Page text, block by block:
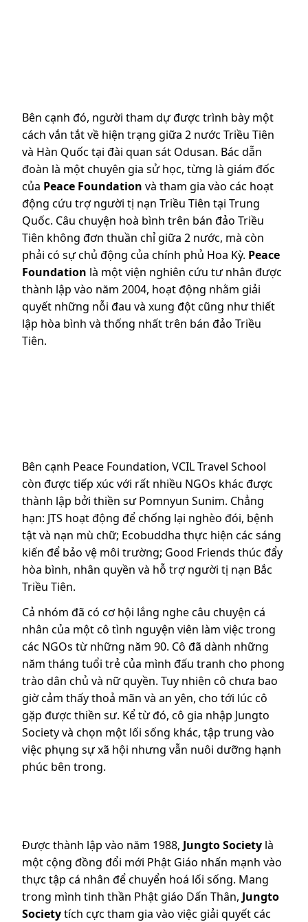
Bên cạnh đó, người tham dự được trình bày một
cách vắn tắt về hiện trạng giữa 2 nước Triều Tiên
và Hàn Quốc tại đài quan sát Odusan. Bác dẫn
đoàn là một chuyên gia sử học, từng là giám đốc
của Peace Foundation và tham gia vào các hoạt
động cứu trợ người tị nạn Triều Tiên tại Trung
Quốc. Câu chuyện hoà bình trên bán đảo Triều
Tiên không đơn thuần chỉ giữa 2 nước, mà còn
phải có sự chủ động của chính phủ Hoa Kỳ. Peace
Foundation là một viện nghiên cứu tư nhân được
thành lập vào năm 2004, hoạt động nhằm giải
quyết những nỗi đau và xung đột cũng như thiết
lập hòa bình và thống nhất trên bán đảo Triều
Tiên.
Bên cạnh Peace Foundation, VCIL Travel School
còn được tiếp xúc với rất nhiều NGOs khác được
thành lập bởi thiền sư Pomnyun Sunim. Chẳng
hạn: JTS hoạt động để chống lại nghèo đói, bệnh
tật và nạn mù chữ; Ecobuddha thực hiện các sáng
kiến để bảo vệ môi trường; Good Friends thúc đẩy
hòa bình, nhân quyền và hỗ trợ người tị nạn Bắc
Triều Tiên.
Cả nhóm đã có cơ hội lắng nghe câu chuyện cá
nhân của một cô tình nguyện viên làm việc trong
các NGOs từ những năm 90. Cô đã dành những
năm tháng tuổi trẻ của mình đấu tranh cho phong
trào dân chủ và nữ quyền. Tuy nhiên cô chưa bao
giờ cảm thấy thoả mãn và an yên, cho tới lúc cô
gặp được thiền sư. Kể từ đó, cô gia nhập Jungto
Society và chọn một lối sống khác, tập trung vào
việc phụng sự xã hội nhưng vẫn nuôi dưỡng hạnh
phúc bên trong.
Được thành lập vào năm 1988, Jungto Society là
một cộng đồng đổi mới Phật Giáo nhấn mạnh vào
thực tập cá nhân để chuyển hoá lối sống. Mang
trong mình tinh thần Phật giáo Dấn Thân, Jungto
Societytích cực tham gia vào việc giải quyết các